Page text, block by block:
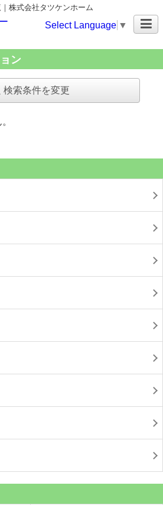
株式会社タツケンホーム
Select Language ▼
ン
検索条件を変更